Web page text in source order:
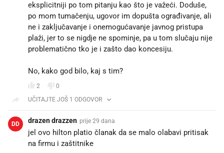
eksplicitniji po tom pitanju kao što je važeći. Doduše,
po mom tumačenju, ugovor im dopušta ograđivanje, ali
ne i zaključavanje i onemogućavanje javnog pristupa
plaži, jer to se nigdje ne spominje, pa u tom slučaju nije
problematično tko je i zašto dao koncesiju.
No, kako god bilo, kaj s tim?
2
0
UČITAJTE JOŠ 1 ODGOVOR
DD drazen drazzen prije 29 dana
jel ovo hilton platio članak da se malo olabavi pritisak
na firmu i zaštitnike